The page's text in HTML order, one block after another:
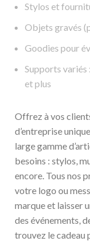
Stylos et
Objets gravés
Goodies pour
Supports variés
et plus
Offrez à vos
d’entreprise
large gamme
besoins : stylos,
encore. Tous nos
votre logo ou
marque et laisser
des événements,
trouvez le